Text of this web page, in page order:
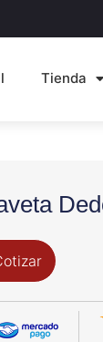
Tienda